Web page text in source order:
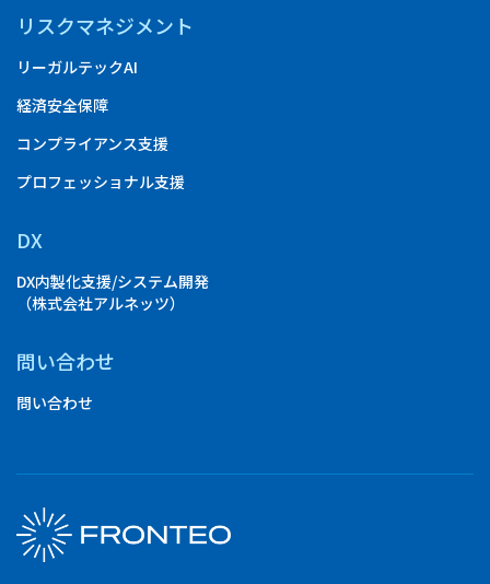
リスクマネジメント
リーガルテックAI
経済安全保障
コンプライアンス支援
プロフェッショナル支援
DX
DX内製化支援/システム開発
（株式会社アルネッツ）
問い合わせ
問い合わせ